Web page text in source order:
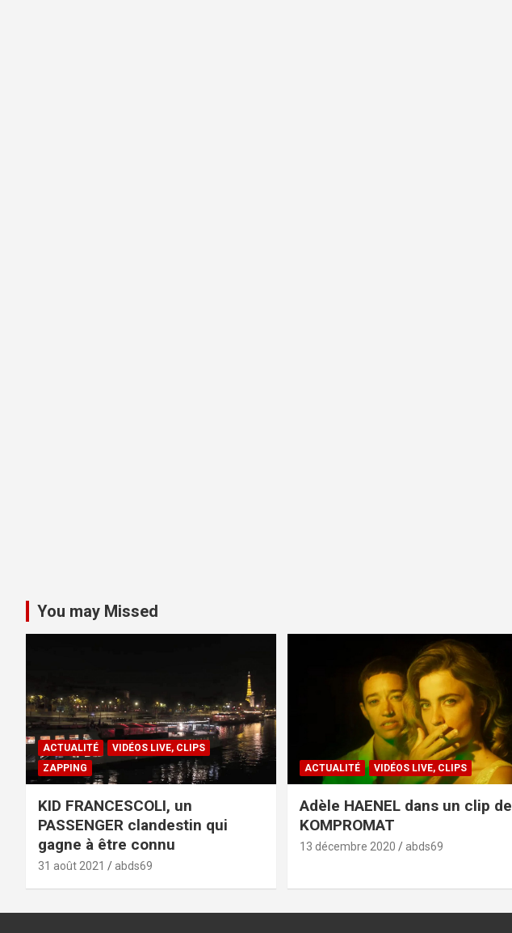
You may Missed
ACTUALITÉ
VIDÉOS LIVE, CLIPS
ZAPPING
KID FRANCESCOLI, un
PASSENGER clandestin qui
gagne à être connu
31 août 2021 abds69
ACTUALITÉ VIDÉOS LIVE, CLIPS
Adèle HAENEL dans un clip de
KOMPROMAT
13 décembre 2020 abds69